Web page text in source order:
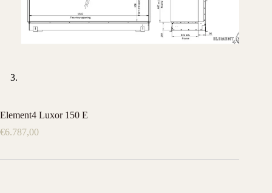
Element4 Luxor 150 E
€6.787,00